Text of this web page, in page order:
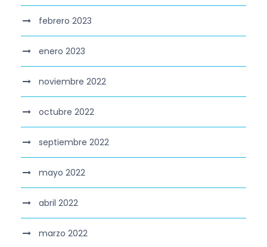
febrero 2023
enero 2023
noviembre 2022
octubre 2022
septiembre 2022
mayo 2022
abril 2022
marzo 2022